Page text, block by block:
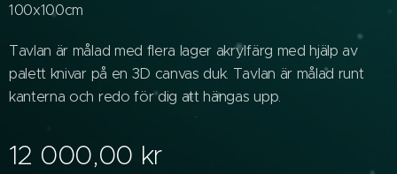
100x100cm
Tavlan är målad med flera lager akrylfärg med hjälp av
palett knivar på en 3D canvas duk. Tavlan är målad runt
kanterna och redo för dig att hängas upp.
12 000,00 kr